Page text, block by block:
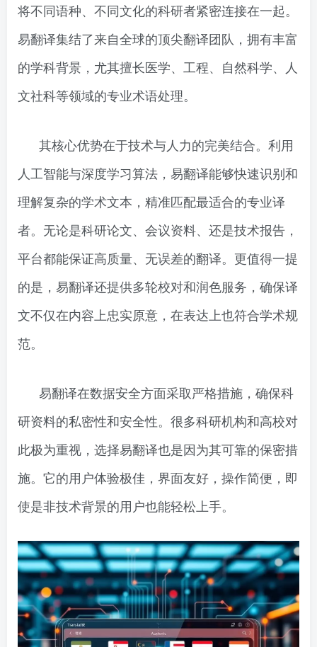
将不同语种、不同文化的科研者紧密连接在一起。
易翻译集结了来自全球的顶尖翻译团队，拥有丰富
的学科背景，尤其擅长医学、工程、自然科学、人
文社科等领域的专业术语处理。
其核心优势在于技术与人力的完美结合。利用
人工智能与深度学习算法，易翻译能够快速识别和
理解复杂的学术文本，精准匹配最适合的专业译
者。无论是科研论文、会议资料、还是技术报告，
平台都能保证高质量、无误差的翻译。更值得一提
的是，易翻译还提供多轮校对和润色服务，确保译
文不仅在内容上忠实原意，在表达上也符合学术规
范。
易翻译在数据安全方面采取严格措施，确保科
研资料的私密性和安全性。很多科研机构和高校对
此极为重视，选择易翻译也是因为其可靠的保密措
施。它的用户体验极佳，界面友好，操作简便，即
使是非技术背景的用户也能轻松上手。